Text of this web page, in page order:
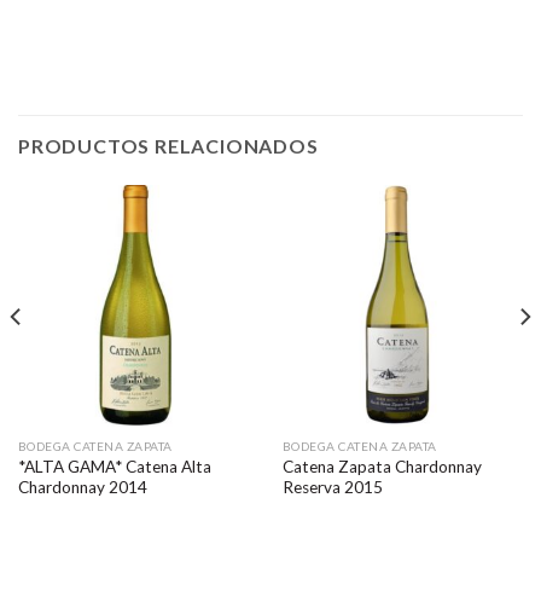
PRODUCTOS RELACIONADOS
BODEGA CATENA ZAPATA
*ALTA GAMA* Catena Alta
Chardonnay 2014
BODEGA CATENA ZAPATA
Catena Zapata Chardonnay
Reserva 2015